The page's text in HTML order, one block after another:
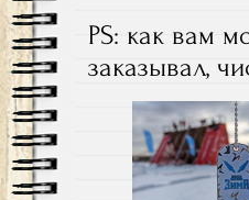
PS: как вам
заказывал,